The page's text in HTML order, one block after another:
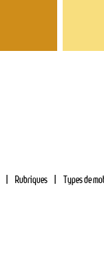
Rubriques Types de